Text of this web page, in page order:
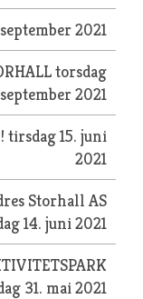
2021
torsdag
2021
tirsdag 15. juni
2021
Storhall AS
14. juni 2021
31. mai 2021